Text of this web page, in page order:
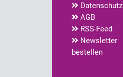
Datenschutz
AGB
RSS-Feed
Newsletter
bestellen